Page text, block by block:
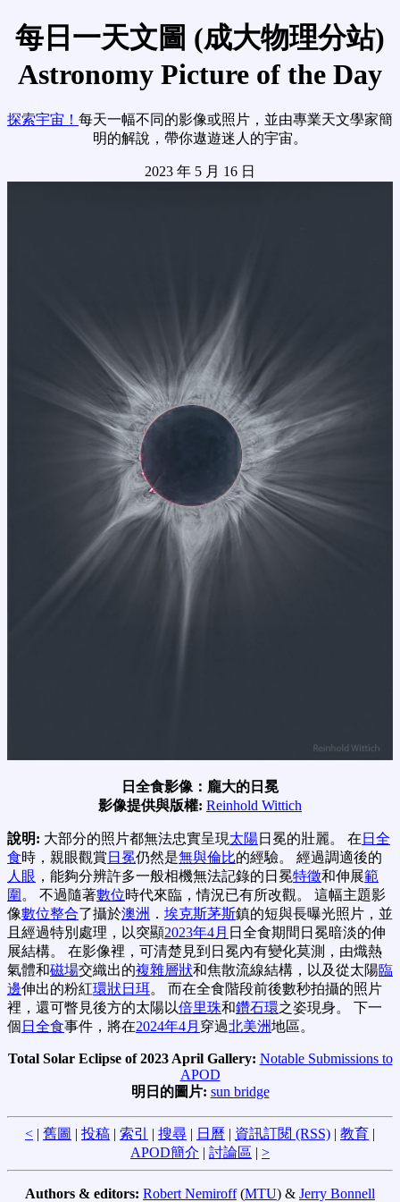
每日一天文圖 (成大物理分站)
Astronomy Picture of the Day
探索宇宙！ 每天一幅不同的影像或照片，並由專業天文學家簡
明的解說，帶你遨遊迷人的宇宙。
2023 年 5 月 16 日
日全食影像：龐大的日冕
影像提供與版權: Reinhold Wittich
說明: 大部分的照片都無法忠實呈現太陽日冕的壯麗。 在 日全
食時，親眼觀賞 日冕仍然是無與倫比的經驗。 經過調適後的
人眼 ，能夠分辨許多一般相機無法記錄的日冕特徵和伸展範
圍。 不過隨著數位時代來臨，情況已有所改觀。 這幅主題影
像數位整合了攝於澳洲 ． 埃克斯茅斯鎮的短與長曝光照片，並
且經過特別處理，以突顯2023年4月 日全食期間日冕暗淡的伸
展結構。 在影像裡，可清楚見到日冕內有變化莫測，由熾熱
氣體和磁場交織出的複雜層狀和焦散流線結構，以及從太陽臨
邊伸出的粉紅環狀日珥。 而在全食階段前後數秒拍攝的照片
裡，還可瞥見後方的太陽以倍里珠和鑽石環之姿現身。 下一
個 日全食事件，將在2024年4月 穿過北美洲地區。
Total Solar Eclipse of 2023 April Gallery: Notable Submissions to
APOD
明日的圖片: sun bridge
< | 舊圖 | 投稿 | 索引 | 搜尋 | 日曆 | 資訊訂閱 (RSS) | 教育 |
APOD簡介 | 討論區 | >
Authors & editors: Robert Nemiroff(MTU) & Jerry Bonnell